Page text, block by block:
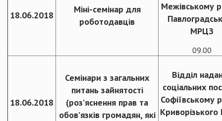
18.06.2018
Міні-семінар для
роботодавців
Межівському
МРЦЗ
09.00
18.06.2018
Семінари з загальних
питань зайнятості
(роз’яснення прав та
обов’язків громадян, які
Відділ
соціальних
Софіївському